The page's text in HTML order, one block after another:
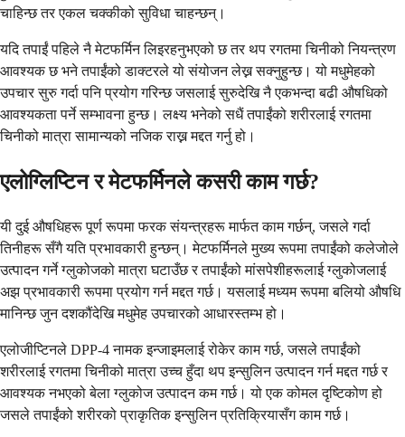
चाहिन्छ तर एकल चक्कीको सुविधा चाहन्छन्।
यदि तपाईं पहिले नै मेटफर्मिन लिइरहनुभएको छ तर थप रगतमा चिनीको नियन्त्रण
आवश्यक छ भने तपाईंको डाक्टरले यो संयोजन लेख्न सक्नुहुन्छ। यो मधुमेहको
उपचार सुरु गर्दा पनि प्रयोग गरिन्छ जसलाई सुरुदेखि नै एकभन्दा बढी औषधिको
आवश्यकता पर्ने सम्भावना हुन्छ। लक्ष्य भनेको सधैं तपाईंको शरीरलाई रगतमा
चिनीको मात्रा सामान्यको नजिक राख्न मद्दत गर्नु हो।
एलोग्लिप्टिन र मेटफर्मिनले कसरी काम गर्छ?
यी दुई औषधिहरू पूर्ण रूपमा फरक संयन्त्रहरू मार्फत काम गर्छन्, जसले गर्दा
तिनीहरू सँगै यति प्रभावकारी हुन्छन्। मेटफर्मिनले मुख्य रूपमा तपाईंको कलेजोले
उत्पादन गर्ने ग्लुकोजको मात्रा घटाउँछ र तपाईंको मांसपेशीहरूलाई ग्लुकोजलाई
अझ प्रभावकारी रूपमा प्रयोग गर्न मद्दत गर्छ। यसलाई मध्यम रूपमा बलियो औषधि
मानिन्छ जुन दशकौंदेखि मधुमेह उपचारको आधारस्तम्भ हो।
एलोजीप्टिनले DPP-4 नामक इन्जाइमलाई रोकेर काम गर्छ, जसले तपाईंको
शरीरलाई रगतमा चिनीको मात्रा उच्च हुँदा थप इन्सुलिन उत्पादन गर्न मद्दत गर्छ र
आवश्यक नभएको बेला ग्लुकोज उत्पादन कम गर्छ। यो एक कोमल दृष्टिकोण हो
जसले तपाईंको शरीरको प्राकृतिक इन्सुलिन प्रतिक्रियासँग काम गर्छ।